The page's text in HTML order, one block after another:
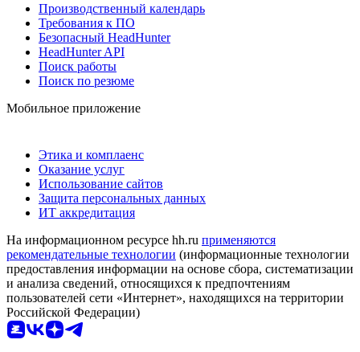
Производственный календарь
Требования к ПО
Безопасный HeadHunter
HeadHunter API
Поиск работы
Поиск по резюме
Мобильное приложение
Этика и комплаенс
Оказание услуг
Использование сайтов
Защита персональных данных
ИТ аккредитация
На информационном ресурсе hh.ru применяются
рекомендательные технологии (информационные технологии
предоставления информации на основе сбора, систематизации
и анализа сведений, относящихся к предпочтениям
пользователей сети «Интернет», находящихся на территории
Российской Федерации)